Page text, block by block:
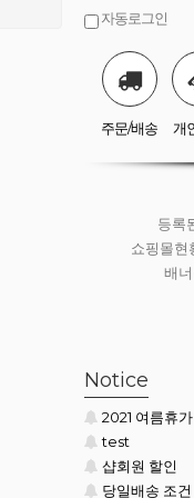
자동로그인
주문/배송 개
등록
쇼핑몰현
배
등록
쇼핑몰현
배
쇼핑몰현
배
Notice
2021 여름휴
test
샵회원 할인
당일배송 조건